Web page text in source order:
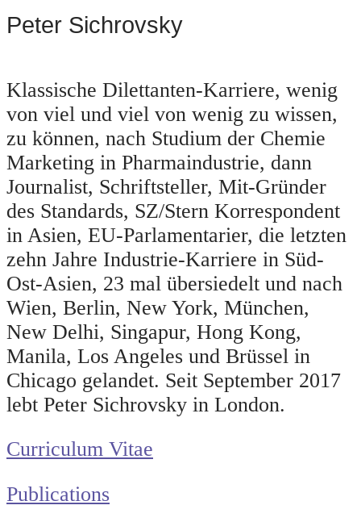
Peter Sichrovsky
Klassische Dilettanten-Karriere, wenig
von viel und viel von wenig zu wissen,
zu können, nach Studium der Chemie
Marketing in Pharmaindustrie, dann
Journalist, Schriftsteller, Mit-Gründer
des Standards, SZ/Stern Korrespondent
in Asien, EU-Parlamentarier, die letzten
zehn Jahre Industrie-Karriere in Süd-
Ost-Asien, 23 mal übersiedelt und nach
Wien, Berlin, New York, München,
New Delhi, Singapur, Hong Kong,
Manila, Los Angeles und Brüssel in
Chicago gelandet. Seit September 2017
lebt Peter Sichrovsky in London.
Curriculum Vitae
Publications